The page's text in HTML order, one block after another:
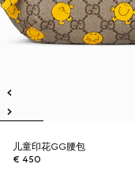
儿童印花GG腰包
€ 450